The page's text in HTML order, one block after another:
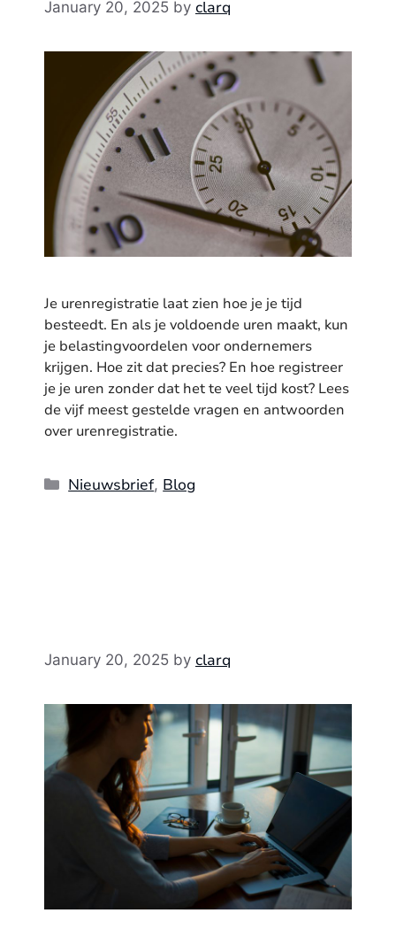
January 20, 2025 by clarq
Je urenregistratie laat zien hoe je je tijd
besteedt. En als je voldoende uren maakt, kun
je belastingvoordelen voor ondernemers
krijgen. Hoe zit dat precies? En hoe registreer
je je uren zonder dat het te veel tijd kost? Lees
de vijf meest gestelde vragen en antwoorden
over urenregistratie.
Categories
Nieuwsbrief, Blog
January 20, 2025 by clarq